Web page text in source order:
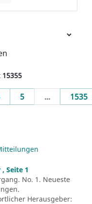
15355
5 ... 1535
Seite 1
No. 1. Neueste
Herausgeber: